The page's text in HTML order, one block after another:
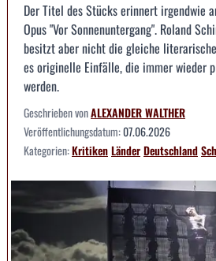
Der Titel des Stücks erinnert irgendwie
Opus "Vor Sonnenuntergang". Roland
besitzt aber nicht die gleiche
es originelle Einfälle, die immer wieder
werden.
Geschrieben vonALEXANDER WALTHER
Veröffentlichungsdatum:07.06.2026
Kategorien:KritikenLänderDeutschland